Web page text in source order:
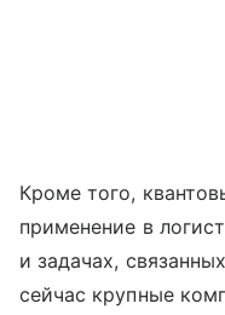
Кроме того,
применение в
и задачах,
сейчас крупные